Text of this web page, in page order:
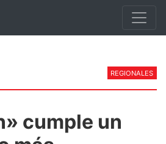
REGIONALES
cumple un